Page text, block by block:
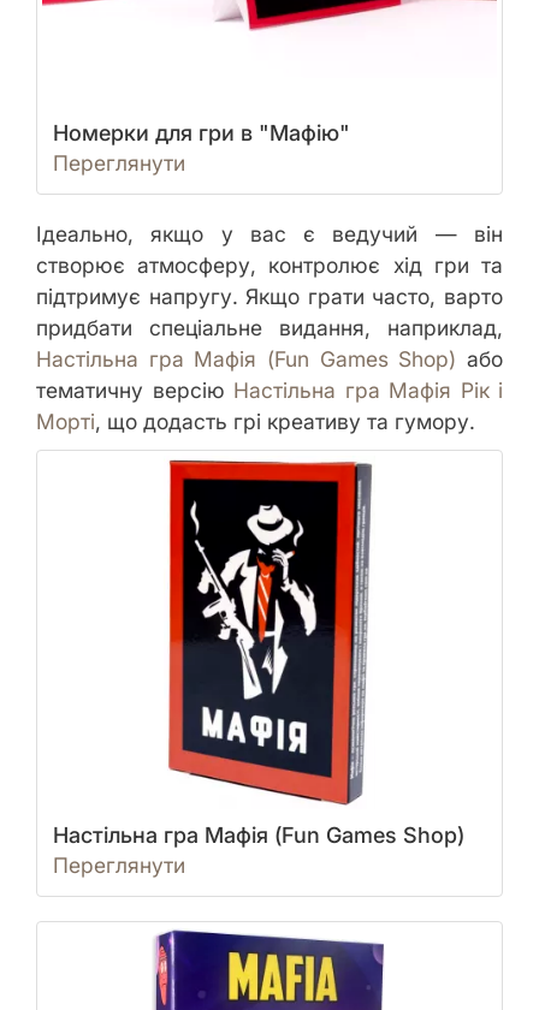
Номерки для гри в "Мафію"
Переглянути
Ідеально, якщо у вас є ведучий — він
створює атмосферу, контролює хід гри та
підтримує напругу. Якщо грати часто, варто
придбати спеціальне видання, наприклад,
Настільна гра Мафія (Fun Games Shop) або
тематичну версію Настільна гра Мафія Рік і
Морті, що додасть грі креативу та гумору.
Настільна гра Мафія (Fun Games Shop)
Переглянути